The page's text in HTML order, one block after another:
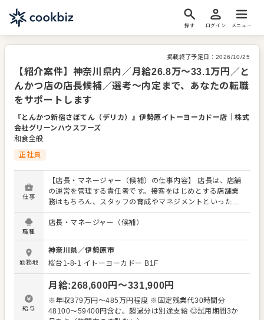
探す ログイン メニュー
掲載終了予定日： 2026/10/25
【紹介案件】神奈川県内／月給26.8万～33.1万円／と
んかつ店の店長候補／選考～内定まで、あなたの転職
をサポートします
『とんかつ新宿さぼてん（デリカ）』伊勢原イトーヨーカドー店 ｜株式
会社グリーンハウスフーズ
和食全般
正社員
仕事
【店長・マネージャー（候補）の仕事内容】 店長は、店舗
の運営を管理する責任者です。接客をはじめとする店舗業
務はもちろん、スタッフの育成やマネジメントといった重
要な役割を担います。メインとなるのは、販促イベントや
キャンペーンの企画なども含め、売上に繋げていくことで
あなたならではのアイデアを積極的に発信してください。
【具体的には…】 ・ホール、キッチンの全体管理 ・予約管
理、電話対応 ・接客、サービス全般 ・売上管理、在庫管理
・スタッフの育成やマネジメント、シフト管理 など 入社
後はスキルに合わせた業務からお任せしますので、徐々に
仕事の幅を広げていきましょう。成長をしっかりサポート
しますので、経験に関わらず安心してスタートできる環境
職種
店長・マネージャー（候補）
勤務地
神奈川県／伊勢原市
桜台1-8-1 イトーヨーカドー B1F
給与
月給:268,600円〜331,900円
※年収379万円～485万円程度 ※固定残業代30時間分
48100～59400円含む。超過分は別途支給 ◎試用期間3か